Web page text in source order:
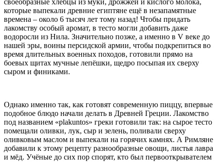
своеобразные хлебцы из муки, дрожжей и кислого молока,
которые выпекали древние египтяне ещё в незапамятные
времена – около 6 тысяч лет тому назад! Чтобы придать
лакомству особый аромат, в тесто могли добавить даже
водоросли из Нила. Значительно позже, а именно в V веке до
нашей эры, воины персидской армии, чтобы подкрепиться во
время длительных военных походов, готовили прямо на
боевых щитах мучные лепёшки, щедро посыпая их сверху
сыром и финиками.
Однако именно так, как готовят современную пиццу, впервые
подобное блюдо начали делать в Древней Греции. Лакомство
под названием «plakuntos» греки готовили так: на сырое тесто
помещали оливки, лук, сыр и зелень, поливали сверху
оливковым маслом и выпекали на горячих камнях. А Римляне
добавили к этому рецепту разнообразные овощи, листья лавра
и мёд. Учёные до сих пор спорят, кто был первооткрывателем